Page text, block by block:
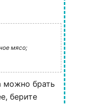
мясо;
можно брать
берите